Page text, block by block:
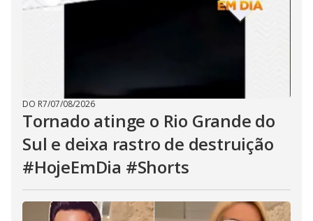
DO R7/07/08/2026
Tornado atinge o Rio Grande do
Sul e deixa rastro de destruição
#HojeEmDia #Shorts